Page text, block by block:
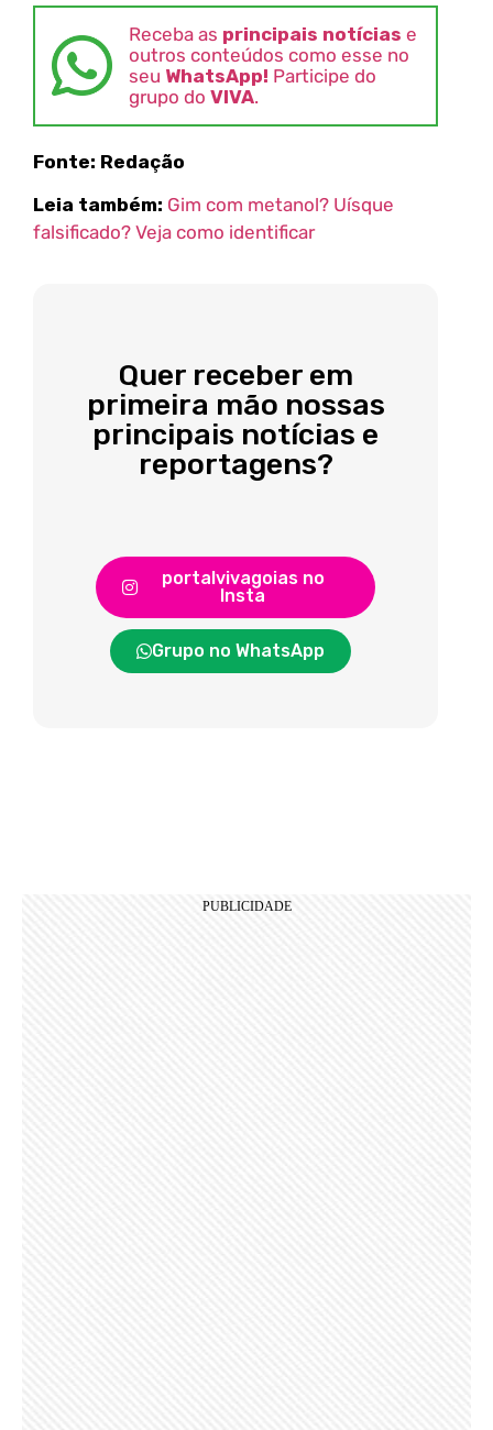
Receba as principais notícias e
outros conteúdos como esse no
seu WhatsApp! Participe do
grupo do VIVA.
Fonte: Redação
Leia também: Gim com metanol? Uísque
falsificado? Veja como identificar
Quer receber em
primeira mão nossas
principais notícias e
reportagens?
portalvivagoias no
Insta
Grupo no WhatsApp